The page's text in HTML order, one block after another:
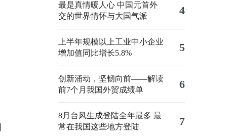
最是真情暖人心 中国元首外
交的世界情怀与大国气派
4
上半年规模以上工业中小企业
增加值同比增长5.8%
5
创新涌动，坚韧向前——解读
前7个月我国外贸成绩单
6
8月台风生成登陆全年最多 最
常在我国这些地方登陆
7